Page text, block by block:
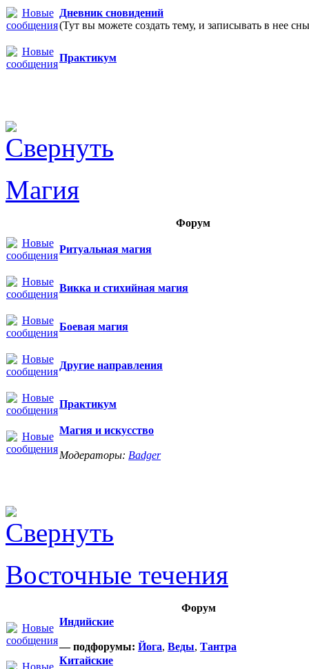
Дневник сновидений
(Тут вы можете создать тему, и записывать в нее
Практикум
Магия
Форум
Ритуальная магия
Викка и стихийная магия
Боевая магия
Другие направления
Практикум
Магия и искусство
Модераторы: Badger
Восточные течения
Форум
Индийские
— подфорумы: Йога, Веды, Тантра
Китайские